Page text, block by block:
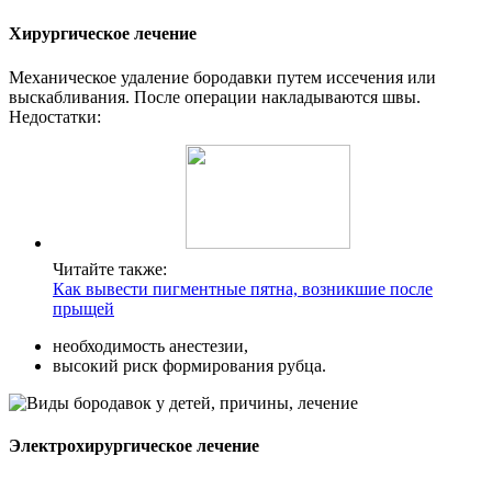
Хирургическое лечение
Механическое удаление бородавки путем иссечения или
выскабливания. После операции накладываются швы.
Недостатки:
Читайте также:
Как вывести пигментные пятна, возникшие после
прыщей
необходимость анестезии,
высокий риск формирования рубца.
Электрохирургическое лечение